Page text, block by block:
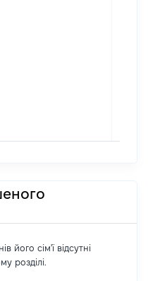
його сім'ї відсутні
розділі.